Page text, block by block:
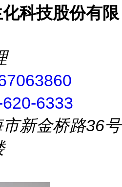
科技股份有限
6333
新金桥路36号